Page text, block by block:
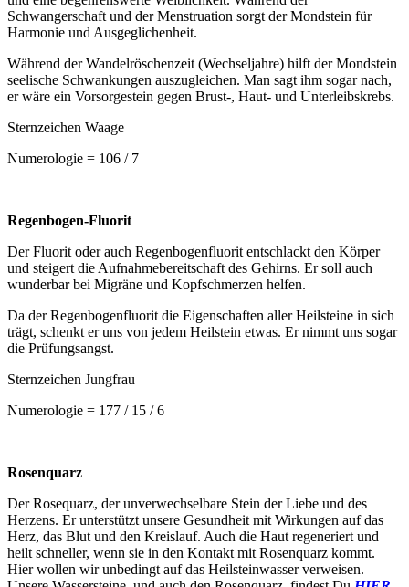
Schwangerschaft und der Menstruation sorgt der Mondstein für
Harmonie und Ausgeglichenheit.
Während der Wandelröschenzeit (Wechseljahre) hilft der Mondstein
seelische Schwankungen auszugleichen. Man sagt ihm sogar nach,
er wäre ein Vorsorgestein gegen Brust-, Haut- und Unterleibskrebs.
Sternzeichen Waage
Numerologie = 106 / 7
Regenbogen-Fluorit
Der Fluorit oder auch Regenbogenfluorit entschlackt den Körper
und steigert die Aufnahmebereitschaft des Gehirns. Er soll auch
wunderbar bei Migräne und Kopfschmerzen helfen.
Da der Regenbogenfluorit die Eigenschaften aller Heilsteine in sich
trägt, schenkt er uns von jedem Heilstein etwas. Er nimmt uns sogar
die Prüfungsangst.
Sternzeichen Jungfrau
Numerologie = 177 / 15 / 6
Rosenquarz
Der Rosequarz, der unverwechselbare Stein der Liebe und des
Herzens. Er unterstützt unsere Gesundheit mit Wirkungen auf das
Herz, das Blut und den Kreislauf. Auch die Haut regeneriert und
heilt schneller, wenn sie in den Kontakt mit Rosenquarz kommt.
Hier wollen wir unbedingt auf das Heilsteinwasser verweisen.